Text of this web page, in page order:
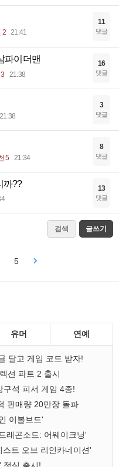
2 21:41
11
댓글
파이더맨
21:38
16
댓글
21:38
3
댓글
5 21:34
8
댓글
까?? 13
댓글
검색 글쓰기
5
유머 연예
달고 게임 코드 받자!
션 파트 2 출시
구석 피서 게임 4종!
판매량 20만장 돌파
이볼브드'
래곤소드: 어웨이크닝'
트 오브 리인카네이션'